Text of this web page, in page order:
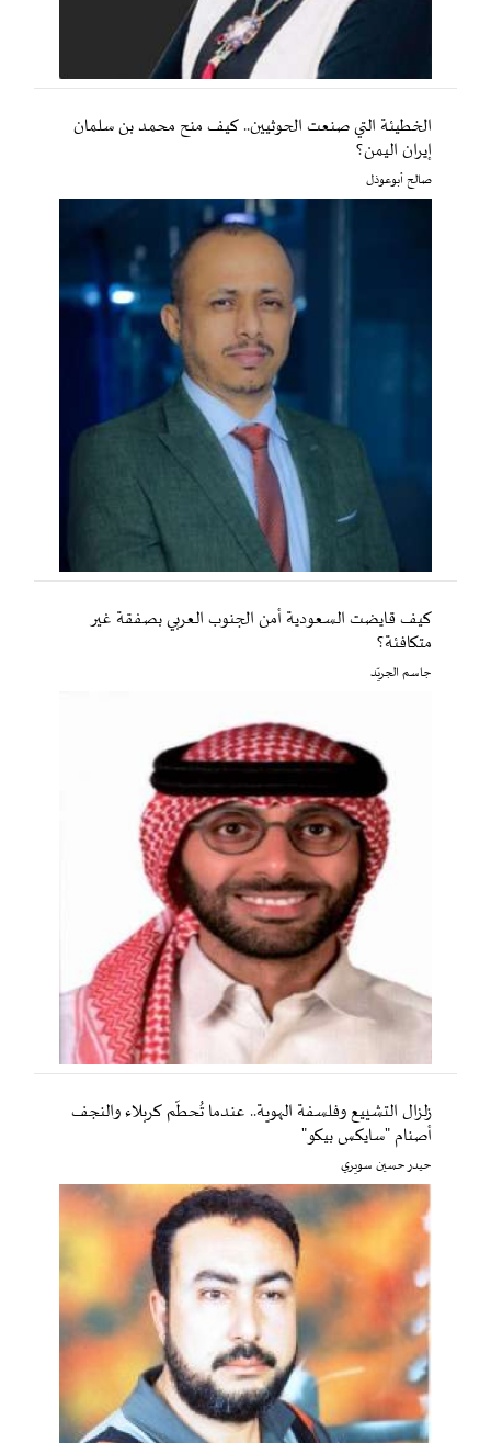
الخطيئة التي صنعت الحوثيين.. كيف منح محمد بن سلمان
إيران اليمن؟
صالح أبوعوذل
كيف قايضت السعودية أمن الجنوب العربي بصفقة غير
متكافئة؟
جاسم الجريّد
زلزال التشييع وفلسفة الهوية.. عندما تُحطّم كربلاء والنجف
أصنام "سايكس بيكو"
حيدر حسين سويري